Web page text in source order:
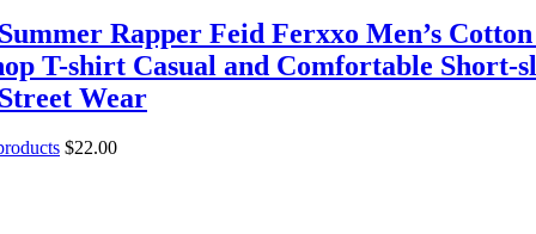
Rapper Feid Ferxxo Men’s
T-shirt Casual and Comfortable Short-
Wear
$22.00